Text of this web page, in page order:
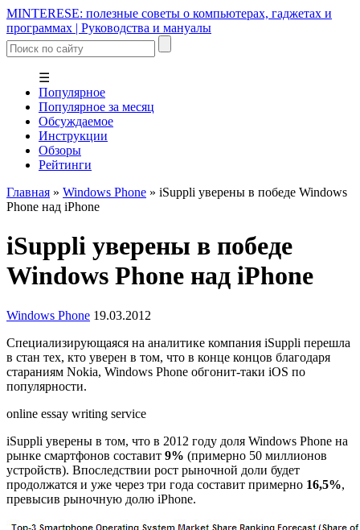
MINTERESE: полезные советы о компьютерах, гаджетах и
программах | Руководства и мануалы
☰
Популярное
Популярное за месяц
Обсуждаемое
Инструкции
Обзоры
Рейтинги
Главная » Windows Phone » iSuppli уверены в победе Windows
Phone над iPhone
iSuppli уверены в победе
Windows Phone над iPhone
Windows Phone 19.03.2012
Специализирующаяся на аналитике компания iSuppli перешла
в стан тех, кто уверен в том, что в конце концов благодаря
стараниям Nokia, Windows Phone обгонит-таки iOS по
популярности.
online essay writing service
iSuppli уверены в том, что в 2012 году доля Windows Phone на
рынке смартфонов составит 9% (примерно 50 миллионов
устройств). Впоследствии рост рыночной доли будет
продолжатся и уже через три года составит примерно 16,5%,
превысив рыночную долю iPhone.